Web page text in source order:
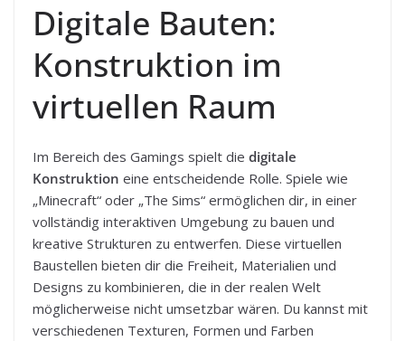
Digitale Bauten:
Konstruktion im
virtuellen Raum
Im Bereich des Gamings spielt die digitale
Konstruktion eine entscheidende Rolle. Spiele wie
„Minecraft“ oder „The Sims“ ermöglichen dir, in einer
vollständig interaktiven Umgebung zu bauen und
kreative Strukturen zu entwerfen. Diese virtuellen
Baustellen bieten dir die Freiheit, Materialien und
Designs zu kombinieren, die in der realen Welt
möglicherweise nicht umsetzbar wären. Du kannst mit
verschiedenen Texturen, Formen und Farben